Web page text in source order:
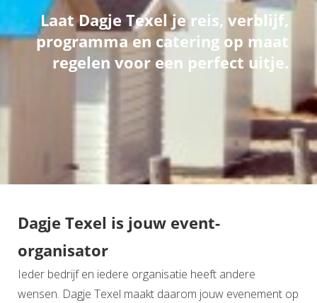
Laat Dagje Texel je reis, verblijf,
programma en catering op maat
regelen voor een perfect uitje.
Dagje Texel is jouw event-
organisator
Ieder bedrijf en iedere organisatie heeft andere
wensen. Dagje Texel maakt daarom jouw evenement op